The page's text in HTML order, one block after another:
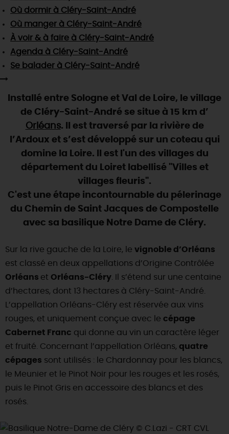
TOUTES LES ACTIVITÉS
Visitesgourmandeset créatives
Vins etvignobles
Chic, une aire de pique-nique
Par ici les guinguettes
Que rapporter du Loiret ?
TOUT L'ART DE VIVRE
Des vacances auprès des animaux 🐎
(re)Découvrir les coulisses de la Faïencerie de
Gien !
Expérimenter les parcours Baludik
Rendez-vous de la nature en 2026
Des sorties en famille dans le Loiret !
Programme des animations "Loiret au fil de l'eau"
2026
Où sortir ?
AUJOURD'HUI
DEMAIN
CE WEEK-END
CETTE SEMAINE
TOUT L'AGENDA
SE REPÉRER, SE DÉPLACER
INFOS &SERVICES
RÉSERVERMAINTENANT
Où dormir à Cléry-Saint-André
Où manger à Cléry-Saint-André
À voir & à faire à Cléry-Saint-André
Agenda à Cléry-Saint-André
Se balader à Cléry-Saint-André
Installé entre Sologne et Val de Loire, le village
de Cléry-Saint-André se situe à 15 km d’
Orléans. Il est traversé par la rivière de
l’Ardoux et s’est développé sur un coteau qui
domine la Loire. Il est l'un des villages du
département du Loiret labellisé "Villes et
villages fleuris".
C'est une étape incontournable du pélerinage
du Chemin de Saint Jacques de Compostelle
avec sa basilique Notre Dame de Cléry.
Sur la rive gauche de la Loire, le vignoble d’Orléans
est classé en deux appellations d’Origine Contrôlée
Orléans et Orléans-Cléry . Il s’étend sur une centaine
d’hectares, dont 13 hectares à Cléry-Saint-André.
L’appellation Orléans-Cléry est réservée aux vins
rouges, et uniquement conçue avec le cépage
Cabernet Franc qui donne au vin un caractère léger
et fruité. Concernant l’appellation Orléans, quatre
cépages sont utilisés : le Chardonnay pour les blancs,
le Meunier et le Pinot Noir pour les rouges et les rosés,
puis le Pinot Gris en accessoire des blancs et des
rosés.